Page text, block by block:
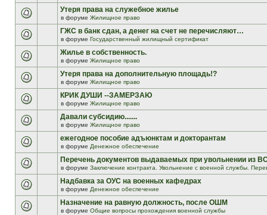
Утеря права на служебное жилье
в форуме Жилищное право
ГЖС в банк сдан, а денег на счет не перечисляют…
в форуме Государственный жилищный сертификат
Жилье в собственность.
в форуме Жилищное право
Утеря права на дополнительную площадь!?
в форуме Жилищное право
КРИК ДУШИ --ЗАМЕРЗАЮ
в форуме Жилищное право
Давали субсидию.......
в форуме Жилищное право
ежегодное пособие адъюнктам и докторантам
в форуме Денежное обеспечение
Перечень документов выдаваемых при увольнении из
в форуме Заключение контракта. Увольнение с военной службы.
Надбавка за ОУС на военных кафедрах
в форуме Денежное обеспечение
Назначение на равную должность, после ОШМ
в форуме Общие вопросы прохождения военной службы